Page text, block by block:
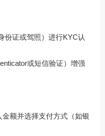
份证或驾照）进行KYC认
或短信验证）增强
金额并选择支付方式（如银